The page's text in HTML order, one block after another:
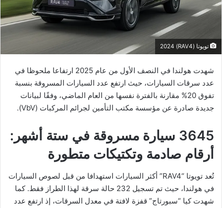
تويوتا (RAV4) 2024
شهدت هولندا في النصف الأول من عام 2025 ارتفاعا ملحوظا في
عدد سرقات السيارات، حيث ارتفع عدد السيارات المسروقة بنسبة
تفوق 20% مقارنة بالفترة نفسها من العام الماضي، وفقًا لبيانات
جديدة صادرة عن مؤسسة مكتب التأمين لجرائم المركبات (VbV).
3645 سيارة مسروقة في ستة أشهر:
أرقام صادمة وتكتيكات متطورة
تُعد تويوتا “RAV4” أكثر السيارات استهدافا من قبل لصوص السيارات
في هولندا، حيث تم تسجيل 232 حالة سرقة لهذا الطراز فقط. كما
شهدت كيا “سبورتاج” قفزة لافتة في معدل السرقات، إذ ارتفع عدد